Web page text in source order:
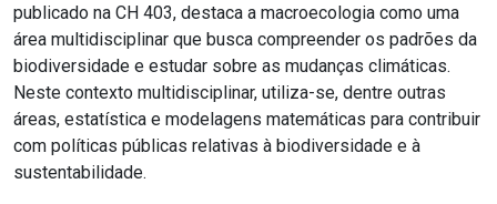
publicado na CH 403, destaca a macroecologia como uma
área multidisciplinar que busca compreender os padrões da
biodiversidade e estudar sobre as mudanças climáticas.
Neste contexto multidisciplinar, utiliza-se, dentre outras
áreas, estatística e modelagens matemáticas para contribuir
com políticas públicas relativas à biodiversidade e à
sustentabilidade.